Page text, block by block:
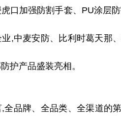
口加强防割手套、PU涂层
,中麦安防、比利时葛天那
护产品盛装亮相。
全品牌、全品类、全渠道的